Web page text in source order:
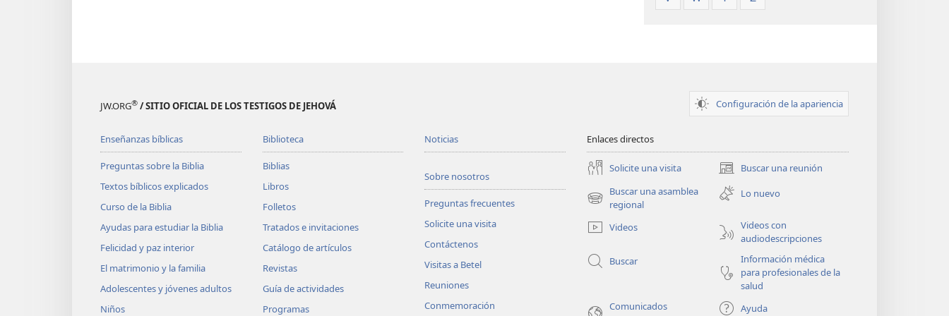
JW.ORG® / SITIO OFICIAL DE LOS TESTIGOS DE JEHOVÁ Configuración de la apariencia
Enseñanzas bíblicas
Preguntas sobre la Biblia
Textos bíblicos explicados
Curso de la Biblia
Ayudas para estudiar la Biblia
Felicidad y paz interior
El matrimonio y la familia
Adolescentes y jóvenes adultos
Niños
Biblioteca
Biblias
Libros
Folletos
Tratados e invitaciones
Catálogo de artículos
Revistas
Guía de actividades
Programas
Noticias
Sobre nosotros
Preguntas frecuentes
Solicite una visita
Contáctenos
Visitas a Betel
Reuniones
Conmemoración
Enlaces directos
Solicite una visita Buscar una reunión
(abre
una
nueva
Buscar una asamblea
regional
(abre
nueva
Lo nuevo
Videos
Videos con
audiodescripciones
Buscar
Información médica
para profesionales de la
salud
Comunicados
Ayuda